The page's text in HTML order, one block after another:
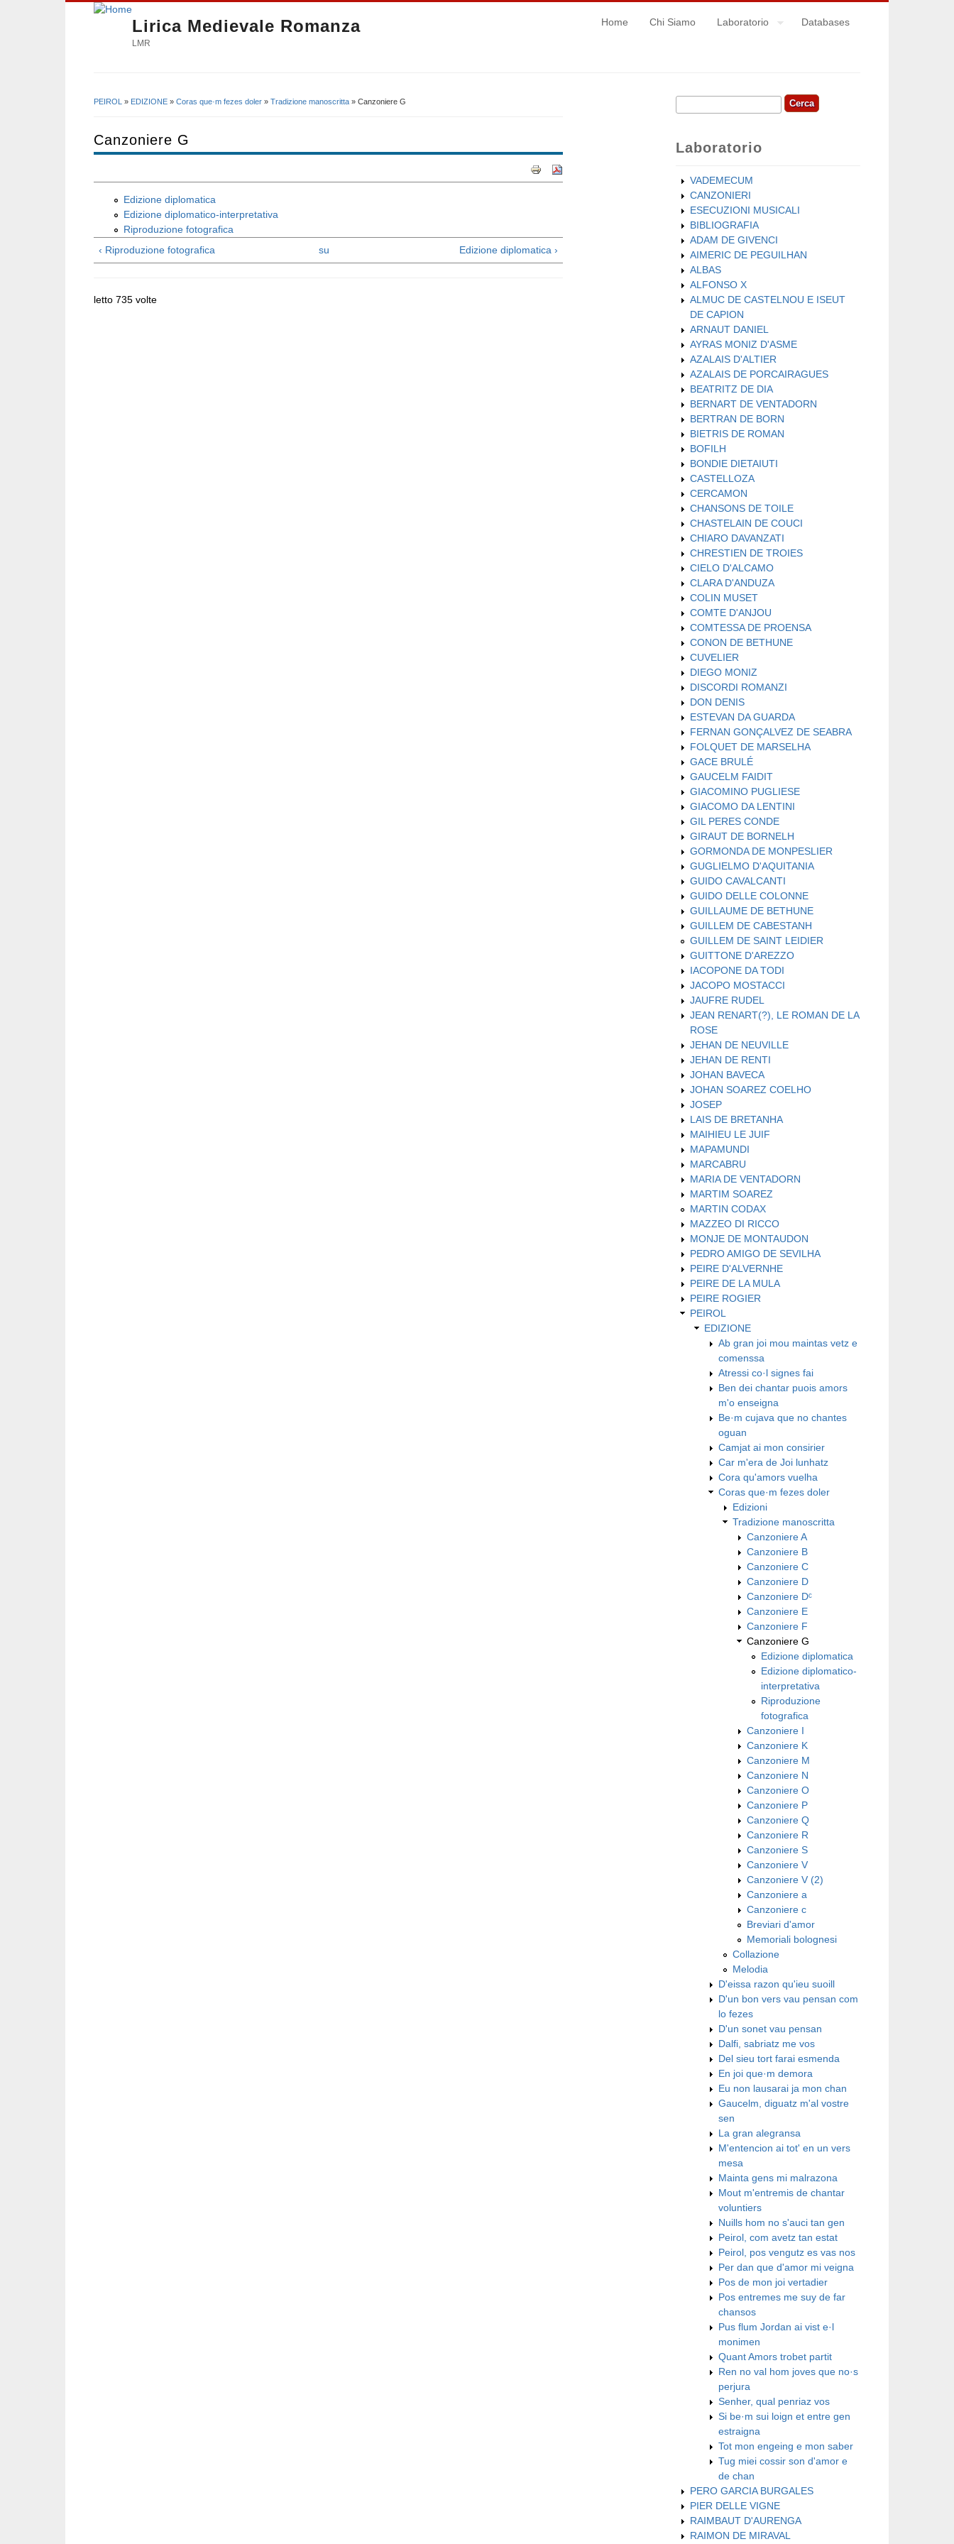
Lirica Medievale Romanza
LMR
Home Chi Siamo Laboratorio Databases
PEIROL » EDIZIONE » Coras que·m fezes doler » Tradizione manoscritta » Canzoniere G
Canzoniere G
Edizione diplomatica
Edizione diplomatico-interpretativa
Riproduzione fotografica
‹ Riproduzione fotografica
su Edizione diplomatica ›
letto 735 volte
Form di ricerca
Cerca
Laboratorio
VADEMECUM
CANZONIERI
ESECUZIONI MUSICALI
BIBLIOGRAFIA
ADAM DE GIVENCI
AIMERIC DE PEGUILHAN
ALBAS
ALFONSO X
ALMUC DE CASTELNOU E ISEUT
DE CAPION
ARNAUT DANIEL
AYRAS MONIZ D'ASME
AZALAIS D'ALTIER
AZALAIS DE PORCAIRAGUES
BEATRITZ DE DIA
BERNART DE VENTADORN
BERTRAN DE BORN
BIETRIS DE ROMAN
BOFILH
BONDIE DIETAIUTI
CASTELLOZA
CERCAMON
CHANSONS DE TOILE
CHASTELAIN DE COUCI
CHIARO DAVANZATI
CHRESTIEN DE TROIES
CIELO D'ALCAMO
CLARA D'ANDUZA
COLIN MUSET
COMTE D'ANJOU
COMTESSA DE PROENSA
CONON DE BETHUNE
CUVELIER
DIEGO MONIZ
DISCORDI ROMANZI
DON DENIS
ESTEVAN DA GUARDA
FERNAN GONÇALVEZ DE SEABRA
FOLQUET DE MARSELHA
GACE BRULÉ
GAUCELM FAIDIT
GIACOMINO PUGLIESE
GIACOMO DA LENTINI
GIL PERES CONDE
GIRAUT DE BORNELH
GORMONDA DE MONPESLIER
GUGLIELMO D'AQUITANIA
GUIDO CAVALCANTI
GUIDO DELLE COLONNE
GUILLAUME DE BETHUNE
GUILLEM DE CABESTANH
GUILLEM DE SAINT LEIDIER
GUITTONE D'AREZZO
IACOPONE DA TODI
JACOPO MOSTACCI
JAUFRE RUDEL
JEAN RENART(?), LE ROMAN DE LA
ROSE
JEHAN DE NEUVILLE
JEHAN DE RENTI
JOHAN BAVECA
JOHAN SOAREZ COELHO
JOSEP
LAIS DE BRETANHA
MAIHIEU LE JUIF
MAPAMUNDI
MARCABRU
MARIA DE VENTADORN
MARTIM SOAREZ
MARTIN CODAX
MAZZEO DI RICCO
MONJE DE MONTAUDON
PEDRO AMIGO DE SEVILHA
PEIRE D'ALVERNHE
PEIRE DE LA MULA
PEIRE ROGIER
PEIROL
EDIZIONE
Ab gran joi mou maintas vetz e
comenssa
Atressi co·l signes fai
Ben dei chantar puois amors
m'o enseigna
Be·m cujava que no chantes
oguan
Camjat ai mon consirier
Car m'era de Joi lunhatz
Cora qu'amors vuelha
Coras que·m fezes doler
Edizioni
Tradizione manoscritta
Canzoniere A
Canzoniere B
Canzoniere C
Canzoniere D
Canzoniere Dᶜ
Canzoniere E
Canzoniere F
Canzoniere G
Edizione diplomatica
Edizione diplomatico-
interpretativa
Riproduzione
fotografica
Canzoniere I
Canzoniere K
Canzoniere M
Canzoniere N
Canzoniere O
Canzoniere P
Canzoniere Q
Canzoniere R
Canzoniere S
Canzoniere V
Canzoniere V (2)
Canzoniere a
Canzoniere c
Breviari d'amor
Memoriali bolognesi
Collazione
Melodia
D'eissa razon qu'ieu suoill
D'un bon vers vau pensan com
lo fezes
D'un sonet vau pensan
Dalfi, sabriatz me vos
Del sieu tort farai esmenda
En joi que·m demora
Eu non lausarai ja mon chan
Gaucelm, diguatz m'al vostre
sen
La gran alegransa
M'entencion ai tot' en un vers
mesa
Mainta gens mi malrazona
Mout m'entremis de chantar
voluntiers
Nuills hom no s'auci tan gen
Peirol, com avetz tan estat
Peirol, pos vengutz es vas nos
Per dan que d'amor mi veigna
Pos de mon joi vertadier
Pos entremes me suy de far
chansos
Pus flum Jordan ai vist e·l
monimen
Quant Amors trobet partit
Ren no val hom joves que no·s
perjura
Senher, qual penriaz vos
Si be·m sui loign et entre gen
estraigna
​Tot mon engeing e mon saber
​Tug miei cossir son d'amor e
de chan
PERO GARCIA BURGALES
PIER DELLE VIGNE
RAIMBAUT D'AURENGA
RAIMON DE MIRAVAL